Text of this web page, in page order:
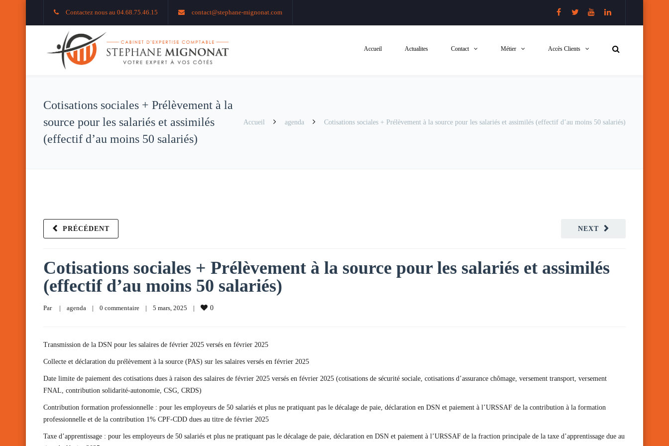
Contactez nous au 04.68.75.46.15 contact@stephane-mignonat.com
Accueil Actualites Contact Métier Accès Clients
Cotisations sociales + Prélèvement à la
source pour les salariés et assimilés
(effectif d’au moins 50 salariés)
Accueil agenda Cotisations sociales + Prélèvement à la source pour les salariés et assimilés (effectif d’au moins 50 salariés)
NEXT
PRÉCÉDENT
Cotisations sociales + Prélèvement à la source pour les salariés et assimilés
(effectif d’au moins 50 salariés)
Par | agenda | 0 commentaire | 5 mars, 2025 | 0
Transmission de la DSN pour les salaires de février 2025 versés en février 2025
Collecte et déclaration du prélèvement à la source (PAS) sur les salaires versés en février 2025
Date limite de paiement des cotisations dues à raison des salaires de février 2025 versés en février 2025 (cotisations de sécurité sociale, cotisations d’assurance chômage, versement transport, versement
FNAL, contribution solidarité-autonomie, CSG, CRDS)
Contribution formation professionnelle : pour les employeurs de 50 salariés et plus ne pratiquant pas le décalage de paie, déclaration en DSN et paiement à l’URSSAF de la contribution à la formation
professionnelle et de la contribution 1% CPF-CDD dues au titre de février 2025
Taxe d’apprentissage : pour les employeurs de 50 salariés et plus ne pratiquant pas le décalage de paie, déclaration en DSN et paiement à l’URSSAF de la fraction principale de la taxe d’apprentissage due au